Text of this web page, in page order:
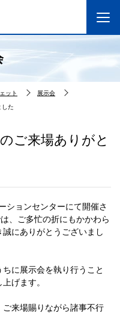
ット
展示会
した
ご来場ありがと
ションセンターにて開催さ
、ご多忙の折にもかかわら
にありがとうございまし
に展示会を執り行うこと
げます。
来場賜りながら諸事不行